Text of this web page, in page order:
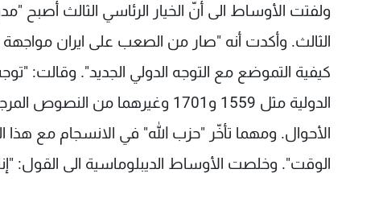
ولفتت الأوساط الى أنّ الخيار الرئاسي الثالث أصبح
الثالث. وأكدت أنه "صار من الصعب على ايران
كيفية التموضع مع التوجه الدولي الجديد". وقالت:
الدولية مثل 1559 و1701 وغيرهما
الأحوال. ومهما تأخّر "حزب الله" في الانسجام مع
الوقت". وخلصت الأوساط الديبلوماسية الى القول: